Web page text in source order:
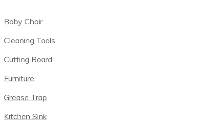
Baby Chair
Cleaning Tools
Cutting Board
Furniture
Grease Trap
Kitchen Sink